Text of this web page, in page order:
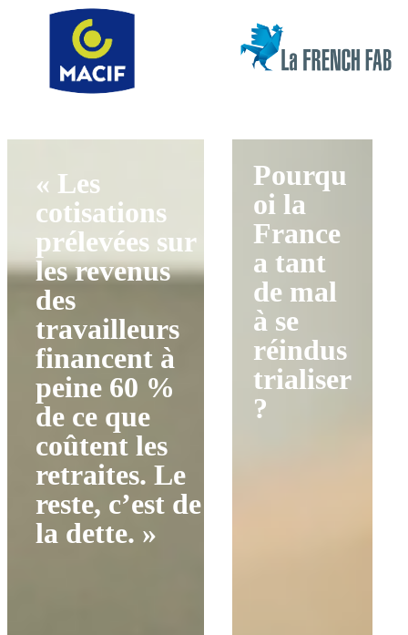
« Les
cotisations
prélevées sur
les revenus
des
travailleurs
financent à
peine 60 %
de ce que
coûtent les
retraites. Le
reste, c’est de
la dette. »
Pourqu
oi la
France
a tant
de mal
à se
réindus
trialiser
?